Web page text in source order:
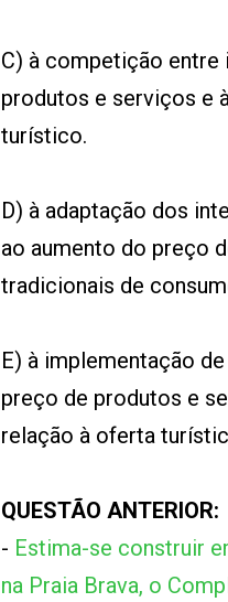
C) à competição
produtos e serviços e
turístico.
D) à adaptação dos
ao aumento do preço
tradicionais de
E) à implementação
preço de produtos e
relação à oferta
QUESTÃO ANTERIOR:
- Estima-se construir
na Praia Brava, o